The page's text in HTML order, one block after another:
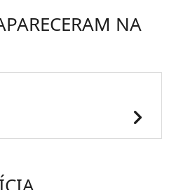
NA
chevron_right